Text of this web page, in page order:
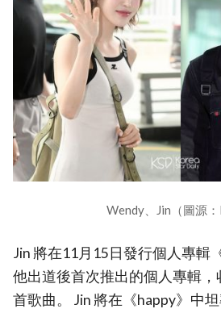
Wendy、Jin（圖源：
Jin 將在11月15日發行個人專輯
他出道後首次推出的個人專輯
首歌曲。 Jin 將在《happy》中